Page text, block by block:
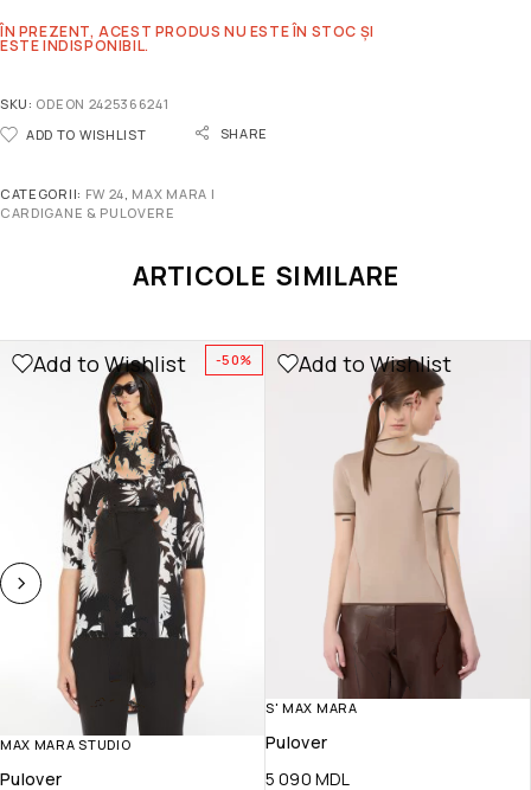
ÎN PREZENT, ACEST PRODUS NU ESTE ÎN STOC ȘI
ESTE INDISPONIBIL.
SKU: ODEON 2425366241
ADD TO WISHLIST
SHARE
CATEGORII: FW 24, MAX MARA |
CARDIGANE & PULOVERE
ARTICOLE SIMILARE
-50%
Add to Wishlist
MAX MARA STUDIO
Pulover
Add to Wishlist
S' MAX MARA
Pulover
5 090 MDL